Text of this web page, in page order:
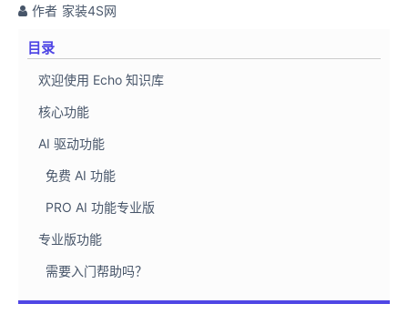
作者 家装4S网
目录
欢迎使用 Echo 知识库
核心功能
AI 驱动功能
免费 AI 功能
PRO AI 功能专业版
专业版功能
需要入门帮助吗？